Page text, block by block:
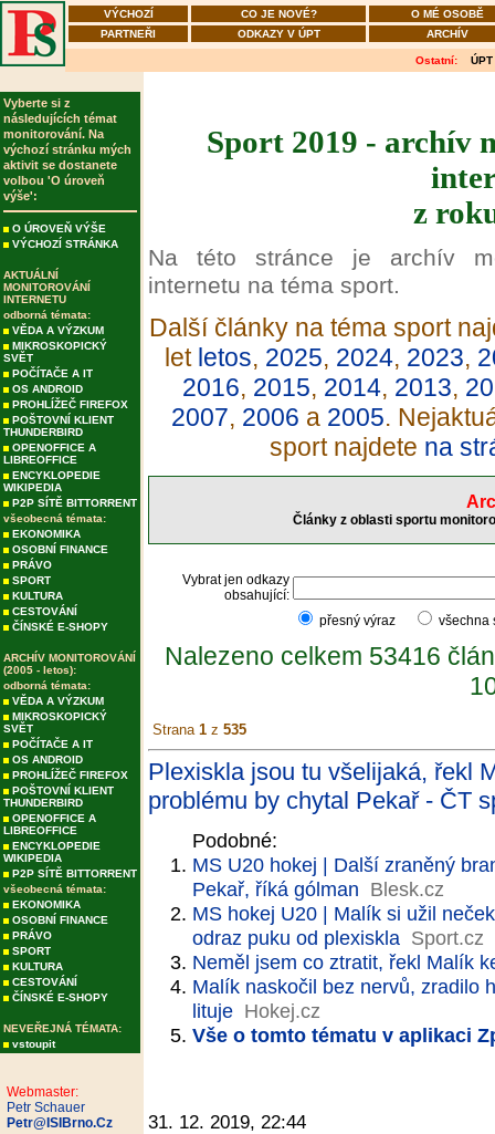
VÝCHOZÍ CO JE NOVÉ?
O MÉ OSOBĚ
PARTNEŘI
ODKAZY V ÚPT ARCHÍV
Ostatní: ÚPT
Vyberte si z
následujících témat
monitorování. Na
výchozí stránku mých
aktivit se dostanete
volbou 'O úroveň
výše':
O ÚROVEŇ VÝŠE
VÝCHOZÍ STRÁNKA
AKTUÁLNÍ
MONITOROVÁNÍ
INTERNETU
odborná témata:
VĚDA A VÝZKUM
MIKROSKOPICKÝ
SVĚT
POČÍTAČE A IT
OS ANDROID
PROHLÍŽEČ FIREFOX
POŠTOVNÍ KLIENT
THUNDERBIRD
OPENOFFICE A
LIBREOFFICE
ENCYKLOPEDIE
WIKIPEDIA
P2P SÍTĚ BITTORRENT
všeobecná témata:
EKONOMIKA
OSOBNÍ FINANCE
PRÁVO
SPORT
KULTURA
CESTOVÁNÍ
ČÍNSKÉ E-SHOPY
ARCHÍV MONITOROVÁNÍ
(2005 - letos):
odborná témata:
VĚDA A VÝZKUM
MIKROSKOPICKÝ
SVĚT
POČÍTAČE A IT
OS ANDROID
PROHLÍŽEČ FIREFOX
POŠTOVNÍ KLIENT
THUNDERBIRD
OPENOFFICE A
LIBREOFFICE
ENCYKLOPEDIE
WIKIPEDIA
P2P SÍTĚ BITTORRENT
všeobecná témata:
EKONOMIKA
OSOBNÍ FINANCE
PRÁVO
SPORT
KULTURA
CESTOVÁNÍ
ČÍNSKÉ E-SHOPY
NEVEŘEJNÁ TÉMATA:
vstoupit
Webmaster:
Petr Schauer
Petr@ISIBrno.Cz
Sport 2019 - archív
z
Na této stránce je archív
internetu na téma sport.
Další články na téma sport
let letos, 2025, 2024, 2023,
2016, 2015, 2014, 2013,
2007, 2006 a 2005.
sport najdete na
Články z oblasti sportu
Vybrat jen odkazy
obsahující:
přesný výraz
Nalezeno celkem 53416
Strana 1 z 535
Plexiskla jsou tu všelijaká, řekl
problému by chytal Pekař - ČT
Podobné:
MS U20 hokej | Další zraněný
Pekař, říká gólman Blesk.cz
MS hokej U20 | Malík si užil
odraz puku od plexiskla Sport.cz
Neměl jsem co ztratit, řekl Malík
Malík naskočil bez nervů, zradilo
lituje Hokej.cz
Vše o tomto tématu v aplikaci
31. 12. 2019, 22:44